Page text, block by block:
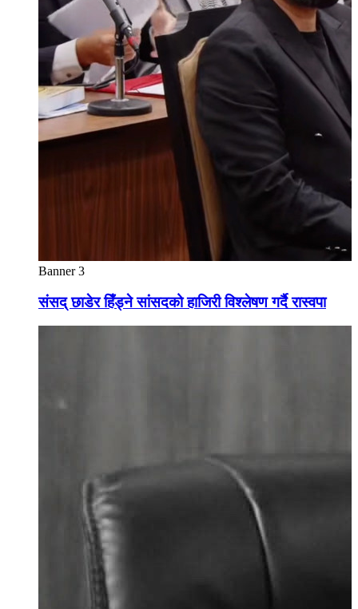
Banner 3
संसद् छाडेर हिँड्ने सांसदको हाजिरी विश्लेषण गर्दै रास्वपा